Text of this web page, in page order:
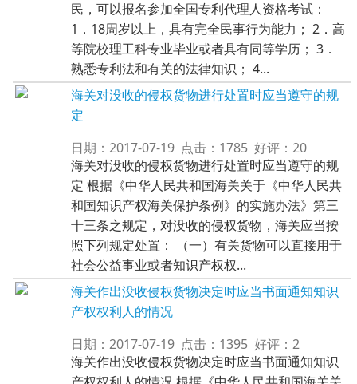
民，可以报名参加全国专利代理人资格考试：
1．18周岁以上，具有完全民事行为能力； 2．高
等院校理工科专业毕业或者具有同等学历； 3．
熟悉专利法和有关的法律知识； 4...
海关对没收的侵权货物进行处置时应当遵守的规
定
日期：2017-07-19 点击：1785 好评：20
海关对没收的侵权货物进行处置时应当遵守的规
定 根据《中华人民共和国海关关于《中华人民共
和国知识产权海关保护条例》的实施办法》第三
十三条之规定，对没收的侵权货物，海关应当按
照下列规定处置： （一）有关货物可以直接用于
社会公益事业或者知识产权权...
海关作出没收侵权货物决定时应当书面通知知识
产权权利人的情况
日期：2017-07-19 点击：1395 好评：2
海关作出没收侵权货物决定时应当书面通知知识